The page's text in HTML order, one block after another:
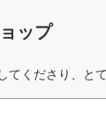
ップ
くださり、と